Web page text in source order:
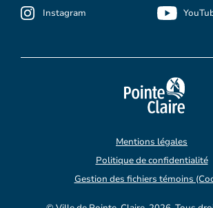
Instagram
Mentions légales
Politique de confidentialité
Gestion des fichiers témoins